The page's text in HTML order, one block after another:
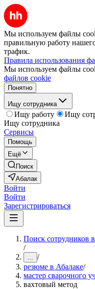
Мы используем файлы
правильную работу
трафик.
Правила использования
Мы используем файлы
файлов cookie
Понятно
Ищу сотрудника
Ищу работу
Ищу
Ищу сотрудника
Сервисы
Помощь
Ещё
Поиск
Абалак
Войти
Войти
Зарегистрироваться
Поиск сотрудников
/
... /
резюме в Абалаке/
мастер сварочного
вахтовый метод